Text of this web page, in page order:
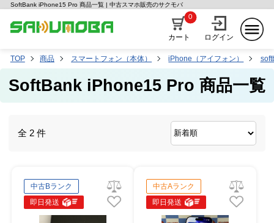
SoftBank iPhone15 Pro 商品一覧 | 中古スマホ販売のサクモバ
カート
0
ログイン
TOP 商品 スマートフォン（本体） iPhone（アイフォン）
SoftBank iPhone15 Pro 商品一覧
全 2 件
中古Bランク
即日発送
中古Aランク
即日発送